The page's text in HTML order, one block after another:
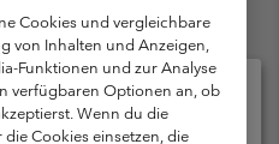
Verkaufsbedingungen
Garantie
Mitglieder Programms
Cookies und vergleichbare
von Inhalten und Anzeigen,
Funktionen und zur Analyse
verfügbaren Optionen an, ob
Wenn du die
Cookies einsetzen, die